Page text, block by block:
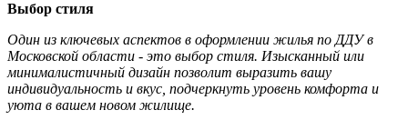
Выбор стиля
Один из ключевых аспектов в оформлении жилья по ДДУ в
Московской области - это выбор стиля. Изысканный или
минималистичный дизайн позволит выразить вашу
индивидуальность и вкус, подчеркнуть уровень комфорта и
уюта в вашем новом жилище.